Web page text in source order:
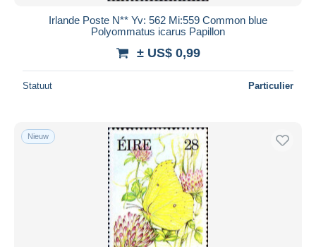
Irlande Poste N** Yv: 562 Mi:559 Common blue
Polyommatus icarus Papillon
± US$ 0,99
Statuut Particulier
Nieuw